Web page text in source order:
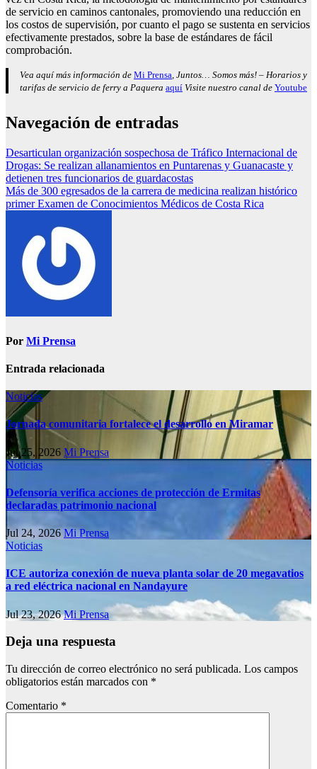
de servicio en caminos cantonales, promoviendo una reducción en
los costos de supervisión, por cuanto el pago se sustenta en servicios
efectivamente prestados, sobre la base de estándares de fácil
comprobación.
Vea aquí más información de Mi Prensa, Juntos… Somos más! – Horarios y
tarifas de servicio de ferry a Paquera aquí Visite nuestro canal de Youtube
Navegación de entradas
Desarticulan organización sospechosa de Tráfico Internacional de
Drogas: Se realizan allanamientos en Puntarenas y Guanacaste y
detienen tres funcionarios de guardacostas
Más de 300 egresados de la carrera de medicina realizan histórico
primer Examen de Conocimientos Médicos de Costa Rica
Por Mi Prensa
Entrada relacionada
Noticias
Jornada comunitaria fortalece el desarrollo en Miramar
Jul 25, 2026 Mi Prensa
Noticias
Defensoría verifica acciones de protección de Ermitas
declaradas patrimonio nacional
Jul 24, 2026Mi Prensa
Noticias
ICE autoriza conexión de nueva planta solar de 20 megavatios
a red eléctrica nacional en Nandayure
Jul 23, 2026Mi Prensa
Deja una respuesta
Tu dirección de correo electrónico no será publicada. Los campos
obligatorios están marcados con *
Comentario *